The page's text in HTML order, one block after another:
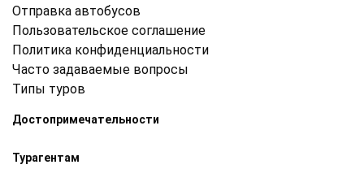
Отправка автобусов
Пользовательское соглашение
Политика конфиденциальности
Часто задаваемые вопросы
Типы туров
Достопримечательности
Турагентам